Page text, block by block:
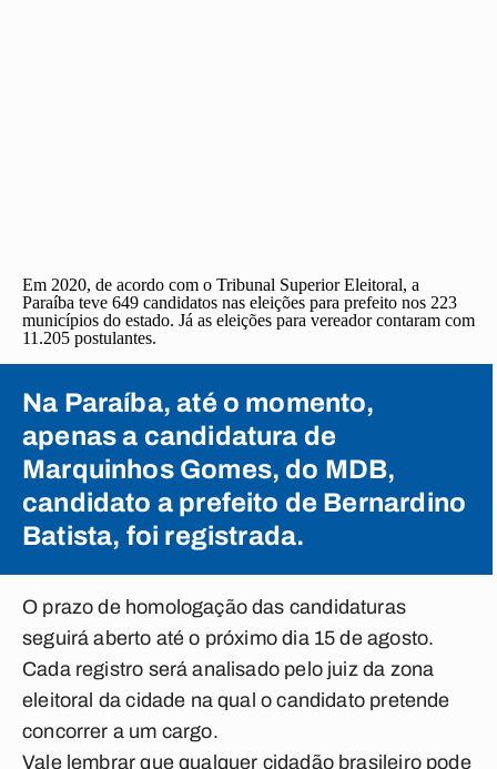
Em 2020, de acordo com o Tribunal Superior Eleitoral, a
Paraíba teve 649 candidatos nas eleições para prefeito nos 223
municípios do estado. Já as eleições para vereador contaram com
11.205 postulantes.
Na Paraíba, até o momento,
apenas a candidatura de
Marquinhos Gomes, do MDB,
candidato a prefeito de Bernardino
Batista, foi registrada.
O prazo de homologação das candidaturas
seguirá aberto até o próximo dia 15 de agosto.
Cada registro será analisado pelo juiz da zona
eleitoral da cidade na qual o candidato pretende
concorrer a um cargo.
Vale lembrar que qualquer cidadão brasileiro pode